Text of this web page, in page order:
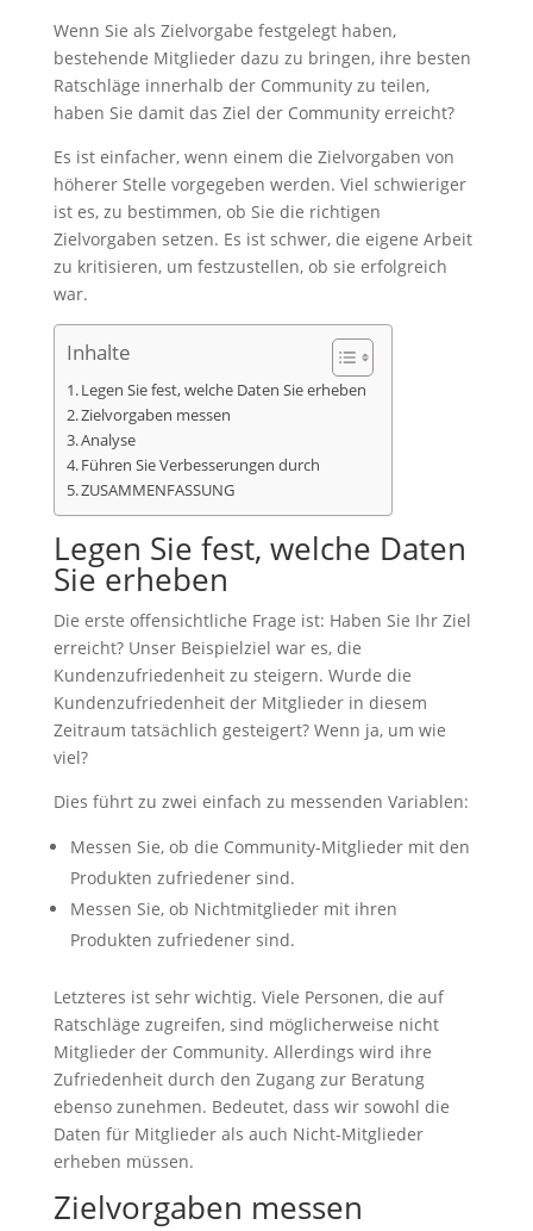
Wenn Sie als Zielvorgabe festgelegt haben,
bestehende Mitglieder dazu zu bringen, ihre besten
Ratschläge innerhalb der Community zu teilen,
haben Sie damit das Ziel der Community erreicht?
Es ist einfacher, wenn einem die Zielvorgaben von
höherer Stelle vorgegeben werden. Viel schwieriger
ist es, zu bestimmen, ob Sie die richtigen
Zielvorgaben setzen. Es ist schwer, die eigene Arbeit
zu kritisieren, um festzustellen, ob sie erfolgreich
war.
Inhalte
Legen Sie fest, welche Daten Sie erheben
Zielvorgaben messen
Analyse
Führen Sie Verbesserungen durch
ZUSAMMENFASSUNG
Legen Sie fest, welche Daten
Sie erheben
Die erste offensichtliche Frage ist: Haben Sie Ihr Ziel
erreicht? Unser Beispielziel war es, die
Kundenzufriedenheit zu steigern. Wurde die
Kundenzufriedenheit der Mitglieder in diesem
Zeitraum tatsächlich gesteigert? Wenn ja, um wie
viel?
Dies führt zu zwei einfach zu messenden Variablen:
Messen Sie, ob die Community-Mitglieder mit den
Produkten zufriedener sind.
Messen Sie, ob Nichtmitglieder mit ihren
Produkten zufriedener sind.
Letzteres ist sehr wichtig. Viele Personen, die auf
Ratschläge zugreifen, sind möglicherweise nicht
Mitglieder der Community. Allerdings wird ihre
Zufriedenheit durch den Zugang zur Beratung
ebenso zunehmen. Bedeutet, dass wir sowohl die
Daten für Mitglieder als auch Nicht-Mitglieder
erheben müssen.
Zielvorgaben messen